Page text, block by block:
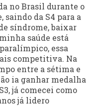
no Brasil durante o
saindo da S4 para a
síndrome, baixar
saúde está
essa
competitiva. Na
entre a sétima e
ia ganhar medalha
já comecei como
já lidero